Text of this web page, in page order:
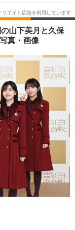
韓国・芸能
スポーツ
その他
グルメ
ショッピング
山下美月と久保
真・画像